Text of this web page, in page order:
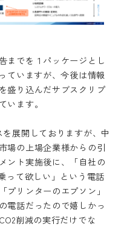
までを１パッケージとし
ていますが、今後は情報
盛り込んだサブスクリプ
います。
展開しておりますが、中
場の上場企業様からの引
ント実施後に、「自社の
って欲しい」という電話
プリンターのエプソン」
電話だったので嬉しかっ
削減の実行だけでな